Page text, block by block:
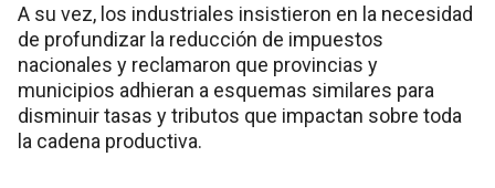
A su vez, los industriales insistieron en la necesidad
de profundizar la reducción de impuestos
nacionales y reclamaron que provincias y
municipios adhieran a esquemas similares para
disminuir tasas y tributos que impactan sobre toda
la cadena productiva.